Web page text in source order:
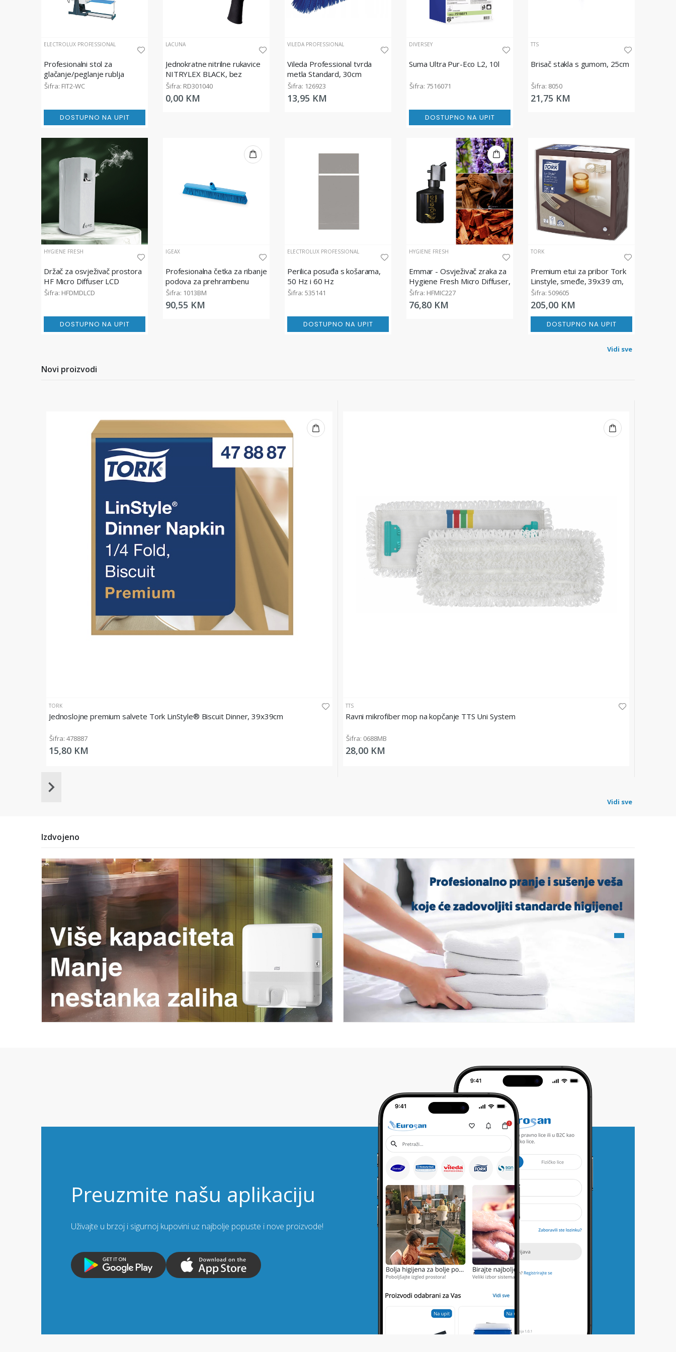
ELECTROLUX PROFESSIONAL
Profesionalni stol za
glačanje/peglanje rublja
Šifra: FIT2-WC
DOSTUPNO NA UPIT
LACUNA
Jednokratne nitrilne rukavice
NITRYLEX BLACK, bez
pudera, crne
Šifra: RD301040
0,00 KM
VILEDA PROFESSIONAL
Vileda Professional tvrda
metla Standard, 30cm
Šifra: 126923
13,95 KM
DIVERSEY
Suma Ultra Pur-Eco L2, 10l
Šifra: 7516071
DOSTUPNO NA UPIT
TTS
Brisač stakla s gumom, 25cm
Šifra: 8050
21,75 KM
HYGIENE FRESH
Držač za osvježivač prostora
HF Micro Diffuser LCD
Šifra: HFDMDLCD
DOSTUPNO NA UPIT
IGEAX
Profesionalna četka za ribanje
podova za prehrambenu
industriju, srednje tvrda,
plava, 60 cm
Šifra: 1013BM
90,55 KM
ELECTROLUX PROFESSIONAL
Perilica posuđa s košarama,
50 Hz i 60 Hz
Šifra: 535141
DOSTUPNO NA UPIT
HYGIENE FRESH
Emmar - Osvježivač zraka za
Hygiene Fresh Micro Diffuser,
200 ml
Šifra: HFMIC227
76,80 KM
TORK
Premium etui za pribor Tork
Linstyle, smeđe, 39x39 cm,
50/1
Šifra: 509605
205,00 KM
DOSTUPNO NA UPIT
Vidi sve
Novi proizvodi
TORK
Jednoslojne premium salvete Tork LinStyle® Biscuit Dinner, 39x39cm
Šifra: 478887
15,80 KM
TTS
Ravni mikrofiber mop na kopčanje TTS Uni System
Šifra: 0688MB
28,00 KM
Item
Vidi sve
Izdvojeno
Preuzmite našu aplikaciju
Uživajte u brzoj i sigurnoj kupovini uz najbolje popuste i nove proizvode!